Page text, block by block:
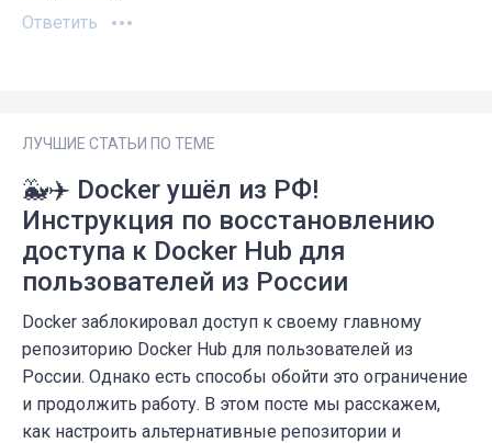
Ответить
ЛУЧШИЕ СТАТЬИ ПО ТЕМЕ
🐳✈️ Docker ушёл из РФ!
Инструкция по восстановлению
доступа к Docker Hub для
пользователей из России
Docker заблокировал доступ к своему главному
репозиторию Docker Hub для пользователей из
России. Однако есть способы обойти это ограничение
и продолжить работу. В этом посте мы расскажем,
как настроить альтернативные репозитории и